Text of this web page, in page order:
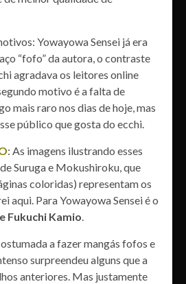
Yowayowa Sensei já era
“fofo” da autora, o contraste
agradava os leitores online
motivo é a falta de
mais raro nos dias de hoje, mas
público que gosta do ecchi.
: As imagens ilustrando esses
Suruga e Mokushiroku, que
coloridas) representam os
aqui. Para Yowayowa Sensei é o
Fukuchi Kamio
a fazer mangás fofos e
surpreendeu alguns que a
anteriores. Mas justamente